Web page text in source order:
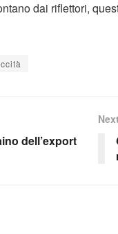
dai riflettori,
dell’export